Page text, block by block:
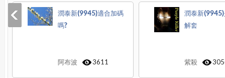
潤泰新(9945)適合加碼
嗎?
阿布波 3611
潤泰新
解套
紫殺